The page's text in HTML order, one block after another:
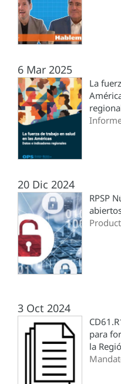
6 Mar 2025
La
20 Dic 2024
RPSP
3 Oct 2024
para
la